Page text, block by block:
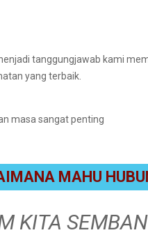
tanggungjawab kami
yang terbaik.
masa sangat penting
MAHU
KITA